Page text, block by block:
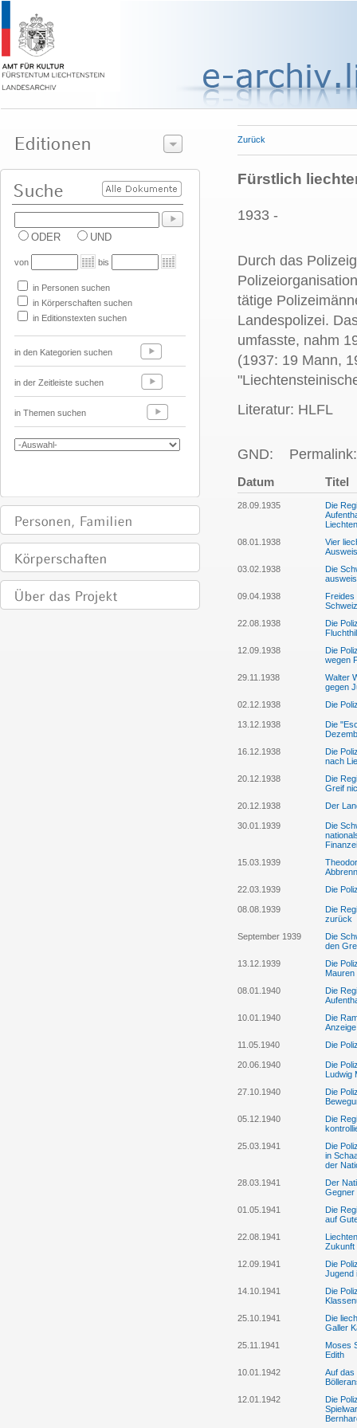
ODER UND
von bis
in Personen suchen
in Körperschaften suchen
in Editionstexten suchen
in den Kategorien suchen
in der Zeitleiste suchen
in Themen suchen
Zurück
Fürstlich
1933 -
Durch das
tätige
Landespolizei.
umfasste, nahm
(1937: 19 Mann,
Literatur: HLFL
GND:
Datum Titel
28.09.1935
Die
08.01.1938
Vier
03.02.1938
Die
09.04.1938
Freides
Schweiz
22.08.1938
Die
12.09.1938
Die
wegen
29.11.1938
Walter
gegen
02.12.1938
Die
13.12.1938
Die
16.12.1938
Die
nach
20.12.1938
Die
Greif
20.12.1938
Der
30.01.1939
Die
15.03.1939
22.03.1939
Die
08.08.1939
Die
zurück
September 1939
Die
den
13.12.1939
Die
Mauren
08.01.1940
Die
10.01.1940
Die
11.05.1940
Die
20.06.1940
Die
Ludwig
27.10.1940
Die
05.12.1940
Die
25.03.1941
Die
in
der
28.03.1941
Der
Gegner
01.05.1941
Die
auf
22.08.1941
Zukunft
12.09.1941
Die
Jugend
14.10.1941
Die
25.10.1941
Die
Galler
25.11.1941
Moses
Edith
10.01.1942
Auf das
12.01.1942
Die